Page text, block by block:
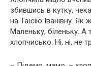
збившись в кутку,
на Таїсію Іванівну.
Маленьку, біленьку. А
хлопчисько. Ні, ні, не